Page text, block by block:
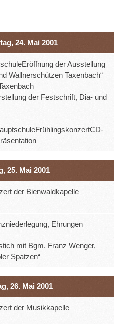
24. Mai 2001
der Ausstellung
Wallnerschützen Taxenbach“
der Festschrift, Dia- und
25. Mai 2001
der Bienwaldkapelle
Ehrungen
mit Bgm. Franz Wenger,
Spatzen“
26. Mai 2001
der Musikkapelle